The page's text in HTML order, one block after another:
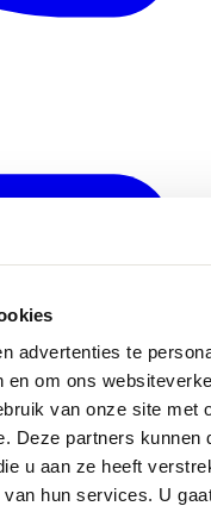
advertenties te
om ons
van onze site met
Deze partners kunnen
u aan ze heeft
hun services. U